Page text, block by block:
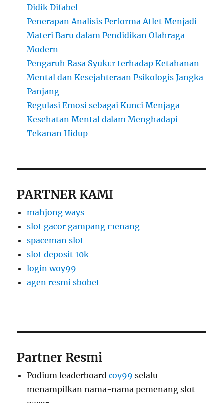
Didik Difabel
Penerapan Analisis Performa Atlet Menjadi
Materi Baru dalam Pendidikan Olahraga
Modern
Pengaruh Rasa Syukur terhadap Ketahanan
Mental dan Kesejahteraan Psikologis Jangka
Panjang
Regulasi Emosi sebagai Kunci Menjaga
Kesehatan Mental dalam Menghadapi
Tekanan Hidup
PARTNER KAMI
mahjong ways
slot gacor gampang menang
spaceman slot
slot deposit 10k
login woy99
agen resmi sbobet
Partner Resmi
Podium leaderboardcoy99 selalu
menampilkan nama-nama pemenang slot